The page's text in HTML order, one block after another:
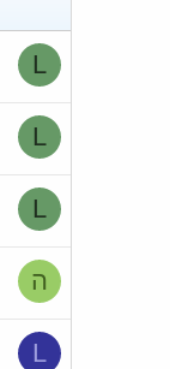
L
L
L
ה
L